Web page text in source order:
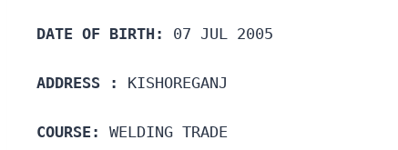
DATE OF BIRTH: 07 JUL 2005
ADDRESS : KISHOREGANJ
COURSE: WELDING TRADE